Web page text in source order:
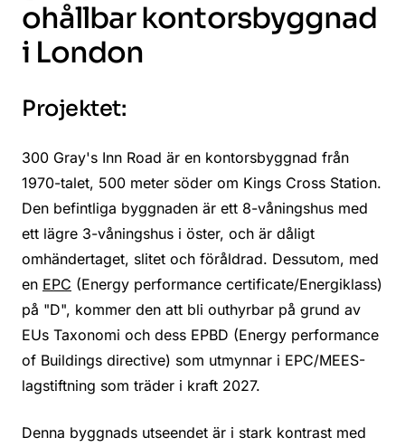
ohållbar kontorsbyggnad
i London
Projektet:
300 Gray's Inn Road är en kontorsbyggnad från
1970-talet, 500 meter söder om Kings Cross Station.
Den befintliga byggnaden är ett 8-våningshus med
ett lägre 3-våningshus i öster, och är dåligt
omhändertaget, slitet och föråldrad. Dessutom, med
en EPC (Energy performance certificate/Energiklass)
på "D", kommer den att bli outhyrbar på grund av
EUs Taxonomi och dess EPBD (Energy performance
of Buildings directive) som utmynnar i EPC/MEES-
lagstiftning som träder i kraft 2027.
Denna byggnads utseendet är i stark kontrast med